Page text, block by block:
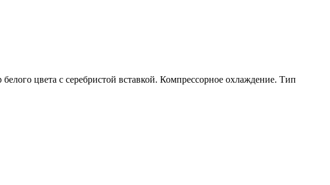
цвета с серебристой вставкой. Компрессорное охлаждение. Тип